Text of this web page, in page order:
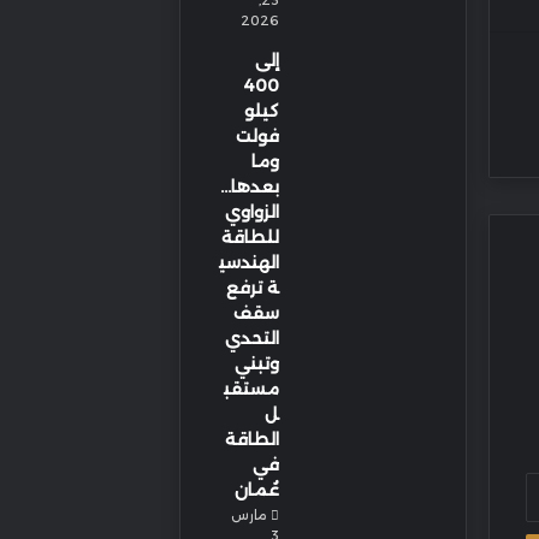
2026
إلى
400
كيلو
فولت
وما
بعدها…
الزواوي
للطاقة
الهندسي
ة ترفع
سقف
التحدي
وتبني
مستقب
ل
الطاقة
في
عُمان
مارس